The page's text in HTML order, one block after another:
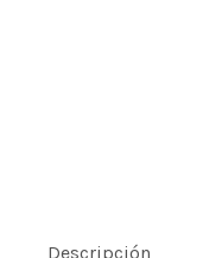
Descripción